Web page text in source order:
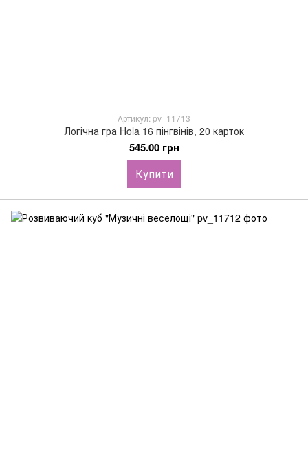
Артикул: pv_11713
Логічна гра Hola 16 пінгвінів, 20 карток
545.00 грн
Купити